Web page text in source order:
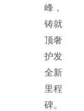
峰，
铸就
顶奢
护发
全新
里程
碑。